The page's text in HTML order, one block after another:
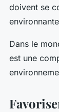
doivent se
Dans le
est une